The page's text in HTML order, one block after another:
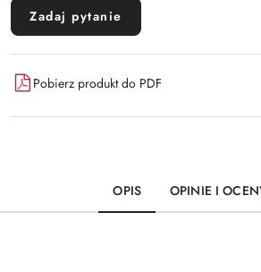
Zadaj pytanie
Pobierz produkt do PDF
OPIS OPINIE I